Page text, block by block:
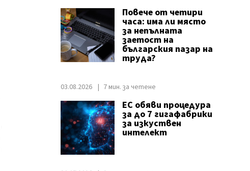
Повече от четири
часа: има ли място
за непълната
заетост на
българския пазар на
труда?
03.08.2026 7 мин. за четене
ЕС обяви процедура
за до 7 гигафабрики
за изкуствен
интелект